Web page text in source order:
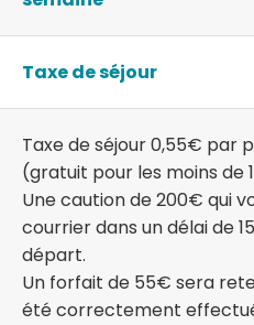
Taxe de séjour
Taxe de séjour 0,55€ par
(gratuit pour les moins de
Une caution de 200€ qui
courrier dans un délai de
départ.
Un forfait de 55€ sera
été correctement